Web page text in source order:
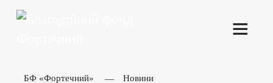
БФ «Фортечний»
Новини